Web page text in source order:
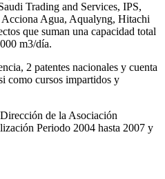
Trading and Services, IPS,
Agua, Aqualyng, Hitachi
que suman una capacidad total
m3/día.
2 patentes nacionales y cuenta
como cursos impartidos y
de la Asociación
Periodo 2004 hasta 2007 y